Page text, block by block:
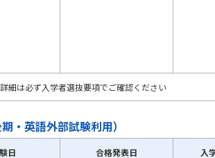
Ｑ＆Ａ よくあるご
資料の料金のお支払
細は必ず入学者選抜要項でご確認ください
・英語外部試験利用）
日 合格発表日 入